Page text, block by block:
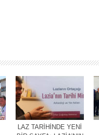
LAZ TARİHİNDE YENİ